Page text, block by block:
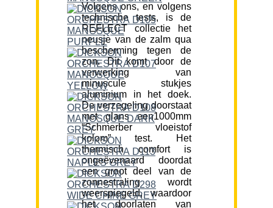
Volgens ons, en volgens
technische tests, is de
REFLECT collectie het
neusje van de zalm qua
bescherming tegen de
zon. Dit komt door de
verwerking van
minuscule stukjes
aluminium in het doek.
De verzegeling doorstaat
met glans een1000mm
“Schmerber vloeistof
kolom” test. Het
thermisch comfort is
ongeëvenaard doordat
een groot deel van de
zonnestraling wordt
weerspiegeld, waardoor
het doorlaten van